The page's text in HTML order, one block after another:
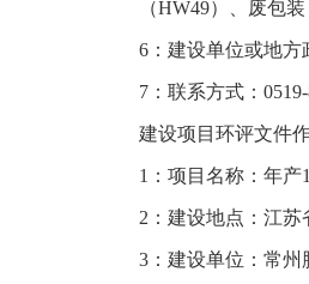
（HW49）、废包
6：建设单位或地
7：联系方式：
建设项目环评文件
1：项目名称：年产
2：建设地点：江
3：建设单位：常州